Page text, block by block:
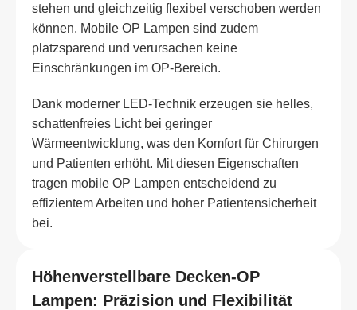
stehen und gleichzeitig flexibel verschoben werden
können. Mobile OP Lampen sind zudem
platzsparend und verursachen keine
Einschränkungen im OP-Bereich.
Dank moderner LED-Technik erzeugen sie helles,
schattenfreies Licht bei geringer
Wärmeentwicklung, was den Komfort für Chirurgen
und Patienten erhöht. Mit diesen Eigenschaften
tragen mobile OP Lampen entscheidend zu
effizientem Arbeiten und hoher Patientensicherheit
bei.
Höhenverstellbare Decken-OP
Lampen: Präzision und Flexibilität